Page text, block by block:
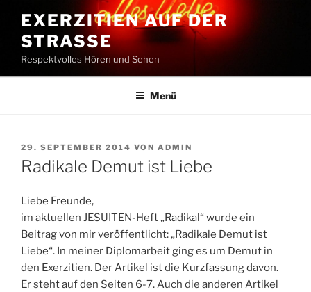
Inhalt
springen
EXERZITIEN AUF DER
STRASSE
Respektvolles Hören und Sehen
Menü
VERÖFFENTLICHT
AM
29. SEPTEMBER 2014 VON ADMIN
Radikale Demut ist Liebe
Liebe Freunde,
im aktuellen JESUITEN-Heft „Radikal“ wurde ein
Beitrag von mir veröffentlicht: „Radikale Demut ist
Liebe“. In meiner Diplomarbeit ging es um Demut in
den Exerzitien. Der Artikel ist die Kurzfassung davon.
Er steht auf den Seiten 6-7. Auch die anderen Artikel